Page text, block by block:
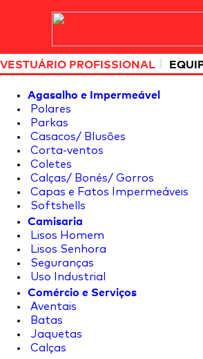
VESTUÁRIO PROFISSIONAL |
Agasalho e Impermeável
Polares
Parkas
Casacos/ Blusões
Corta-ventos
Coletes
Calças/ Bonés/ Gorros
Capas e Fatos Impermeáveis
Softshells
Camisaria
Lisos Homem
Lisos Senhora
Seguranças
Uso Industrial
Comércio e Serviços
Aventais
Batas
Jaquetas
Calças